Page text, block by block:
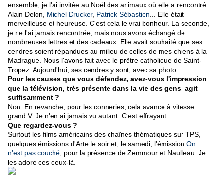
ensemble, je l'ai invitée au Noël des animaux où elle a rencontré
Alain Delon, Michel Drucker, Patrick Sébastien ... Elle était
merveilleuse et heureuse. C'est cela le vrai bonheur. La seconde,
je ne l'ai jamais rencontrée, mais nous avons échangé de
nombreuses lettres et des cadeaux. Elle avait souhaité que ses
cendres soient répandues au milieu de celles de mes chiens à la
Madrague. Nous l'avons fait avec le prêtre catholique de Saint-
Tropez. Aujourd'hui, ses cendres y sont, avec sa photo.
Pour les causes que vous défendez, avez-vous l'impression
que la télévision, très présente dans la vie des gens, agit
suffisamment ?
Non. En revanche, pour les conneries, cela avance à vitesse
grand V. Je n'en ai jamais vu autant. C'est effrayant.
Que regardez-vous ?
Surtout les films américains des chaînes thématiques sur TPS,
quelques émissions d'Arte le soir et, le samedi, l'émission On
n'est pas couché , pour la présence de Zemmour et Naulleau. Je
les adore ces deux-là.